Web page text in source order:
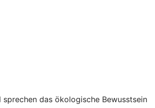
das ökologische Bewusstsein